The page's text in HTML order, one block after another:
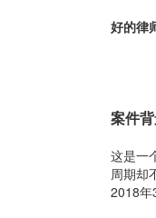
好的律
案件背
这是一
周期却
2018年